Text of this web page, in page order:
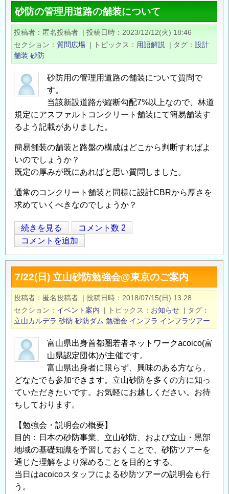
研
究
者
を
募
し
ま
す
～
研
究
（つ
く
ば）
の
募
の
砂防の管理用道路の舗装について
投稿者 匿名投稿者 | 投稿日時
2023/12/12(火) 18:46
セクション
質問広場 | トピックス 用語解説 | タグ
設計
舗装 砂防
砂防用の管理用道路の舗装について質問で
す。
当該新設道路が縦断勾配7%以上なので、林道
規定にアスファルトコンクリート舗装にて簡易舗装す
るよう記載がありました。
簡易舗装の舗装と路盤の構成はどこから判断すればよ
いのでしょうか？
既定の厚みが既にあればと思い質問しました。
通常のコンクリート舗装と同様に設計CBRから厚さを
求めていくべきなのでしょうか？
砂
防
の
管
理
用
路
の
舗
装
つ
い
て
の
続きを見る
コメント数 2
コメントを追加
7/22(日) 立山砂防勉強会@東京のご案内
投稿者 匿名投稿者 | 投稿日時
2018/07/15(日) 13:28
セクション
イベント案内 | トピックス お知らせ | タグ
立山カルデラ 砂防 砂防ダム 勉強会 インフラ インフラツアー
富山県出身首都圏若者ネットワークacoico(富
山県認定団体)が主催です。
富山県出身者に限らず、興味のある方なら、
どなたでも参加できます。立山砂防を多くの方に知っ
ていただきたいです。お気軽にお越しください。お待
ちしております。
【勉強会・説明会の概要】
目的：日本の砂防事業、立山砂防、および立山・黒部
地域の基礎知識を予習しておくことで、砂防ツアーを
通じた理解をより深めることを目的とする。
当日はacoicoスタッフによる砂防ツアーの説明会も行
う。